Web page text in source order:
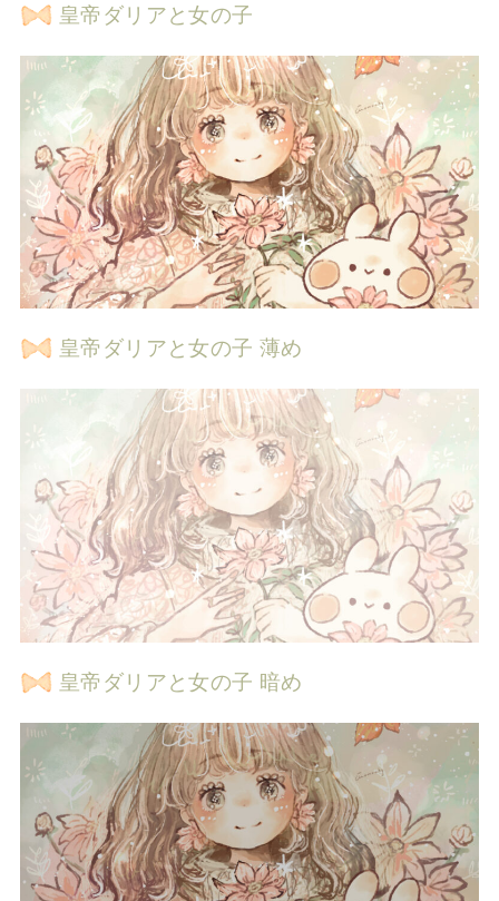
皇帝ダリアと女の子
皇帝ダリアと女の子 薄め
皇帝ダリアと女の子 暗め